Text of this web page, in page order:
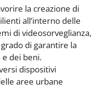
la creazione di
all’interno delle
di videosorveglianza,
di garantire la
dei beni.
dispositivi
aree urbane